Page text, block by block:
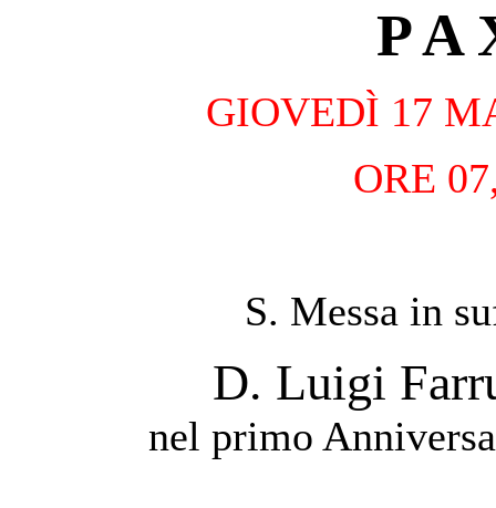
P A
GIOVEDÌ 17
ORE
S. Messa in
D. Luigi
nel primo